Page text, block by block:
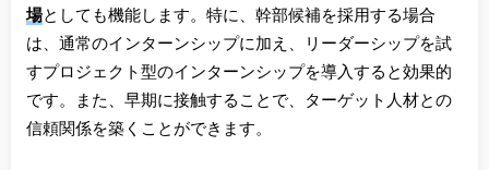
場としても機能します。特に、幹部候補を採用する場合
は、通常のインターンシップに加え、リーダーシップを試
すプロジェクト型のインターンシップを導入すると効果的
です。また、早期に接触することで、ターゲット人材との
信頼関係を築くことができます。